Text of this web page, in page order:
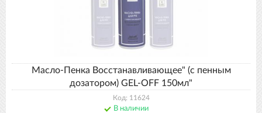
Масло-Пенка Восстанавливающее" (с пенным
дозатором) GEL-OFF 150мл"
Код: 11624
В наличии